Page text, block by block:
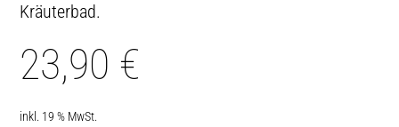
Kräuterbad.
23,90 €
inkl. 19 % MwSt.